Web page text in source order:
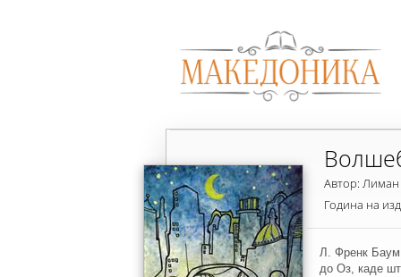
Автор:
Година на
Л. Френк Баум
до Оз, каде